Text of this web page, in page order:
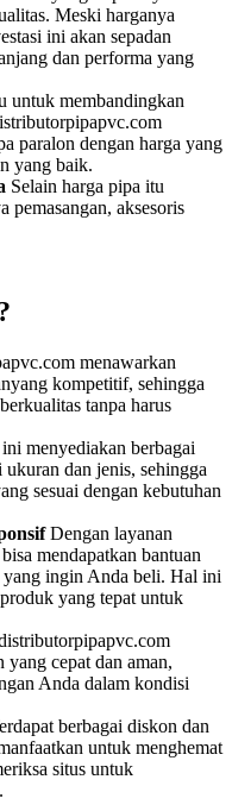
Meski harganya
ini akan sepadan
dan performa yang
untuk membandingkan
paralon dengan harga yang
yang baik.
Selain harga pipa itu
pemasangan, aksesoris
menawarkan
kompetitif, sehingga
tanpa harus
menyediakan berbagai
dan jenis, sehingga
sesuai dengan kebutuhan
Dengan layanan
mendapatkan bantuan
yang ingin Anda beli. Hal ini
yang tepat untuk
cepat dan aman,
Anda dalam kondisi
berbagai diskon dan
untuk menghemat
situs untuk